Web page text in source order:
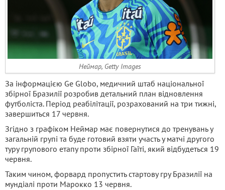
Неймар, Getty Images
За інформацією Ge Globo, медичний штаб національної
збірної Бразилії розробив детальний план відновлення
футболіста. Період реабілітації, розрахований на три тижні,
завершиться 17 червня.
Згідно з графіком Неймар має повернутися до тренувань у
загальній групі та буде готовий взяти участь у матчі другого
туру групового етапу проти збірної Гаїті, який відбудеться 19
червня.
Таким чином, форвард пропустить стартову гру Бразилії на
мундіалі проти Марокко 13 червня.